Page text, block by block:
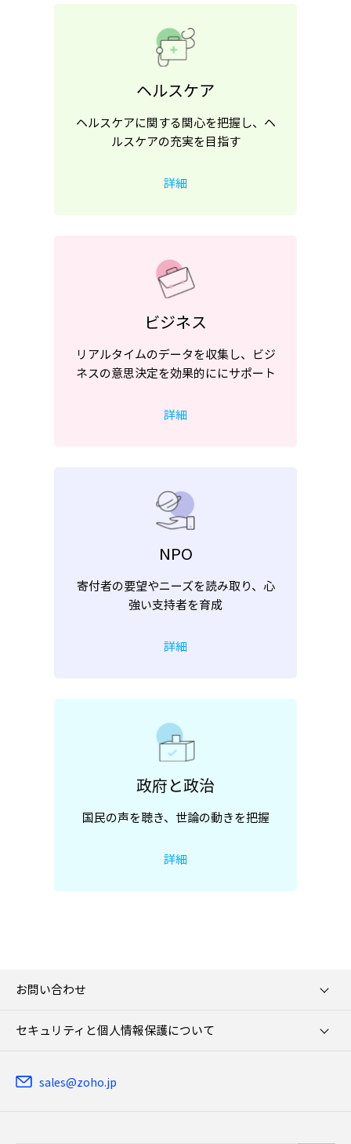
ヘルスケア
ヘルスケアに関する関心を把握し、ヘ
ルスケアの充実を目指す
詳細
ビジネス
リアルタイムのデータを収集し、ビジ
ネスの意思決定を効果的ににサポート
詳細
NPO
寄付者の要望やニーズを読み取り、心
強い支持者を育成
詳細
政府と政治
国民の声を聴き、世論の動きを把握
詳細
お問い合わせ
セキュリティと個人情報保護について
sales@zoho.jp